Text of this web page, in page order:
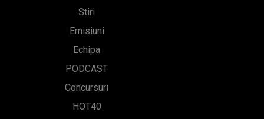
Stiri
Emisiuni
Echipa
PODCAST
Concursuri
HOT40